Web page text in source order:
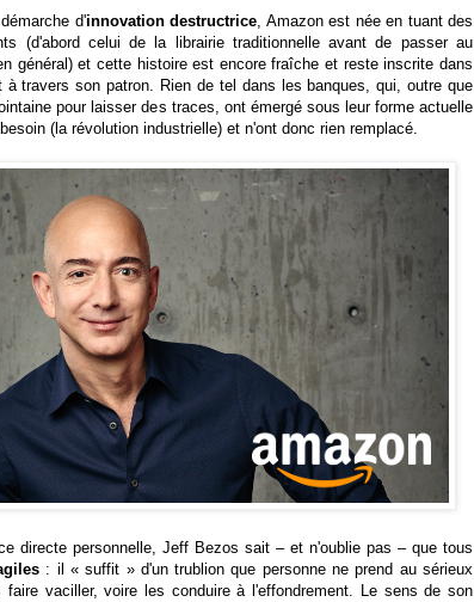
d'innovation destructrice, Amazon est née en tuant des
(d'abord celui de la librairie traditionnelle avant de passer au
général) et cette histoire est encore fraîche et reste inscrite dans
à travers son patron. Rien de tel dans les banques, qui, outre que
pour laisser des traces, ont émergé sous leur forme actuelle
(la révolution industrielle) et n'ont donc rien remplacé.
directe personnelle, Jeff Bezos sait – et n'oublie pas – que tous
: il « suffit » d'un trublion que personne ne prend au sérieux
faire vaciller, voire les conduire à l'effondrement. Le sens de son